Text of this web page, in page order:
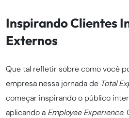
Inspirando Clientes
Externos
Que tal refletir sobre como você
empresa nessa jornada de Total
começar inspirando o público
aplicando a Employee Experience.